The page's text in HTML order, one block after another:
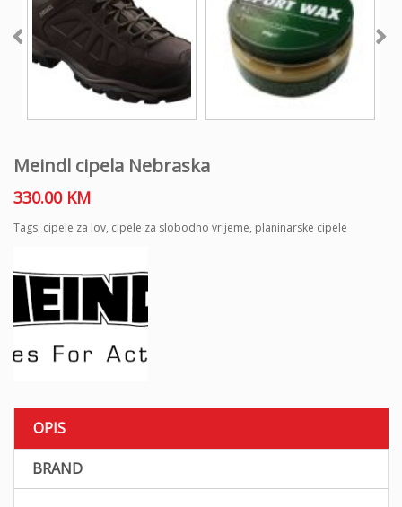
Meindl cipela Nebraska
330.00 KM
Tags: cipele za lov, cipele za slobodno vrijeme, planinarske cipele
OPIS
BRAND